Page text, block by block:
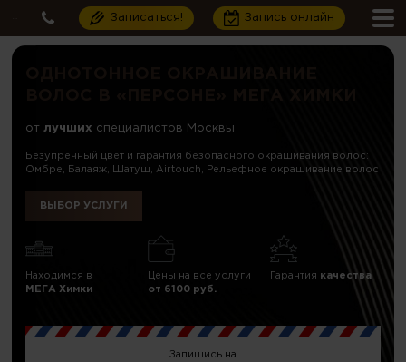
Записаться! Запись онлайн
от лучших специалистов Москвы
Безупречный цвет и гарантия безопасного окрашивания волос:
Омбре, Балаяж, Шатуш, Airtouch, Рельефное окрашивание волос
ВЫБОР УСЛУГИ
Находимся в
МЕГА Химки
Цены на все услуги
от 6100 руб.
Гарантия качества
Запишись на